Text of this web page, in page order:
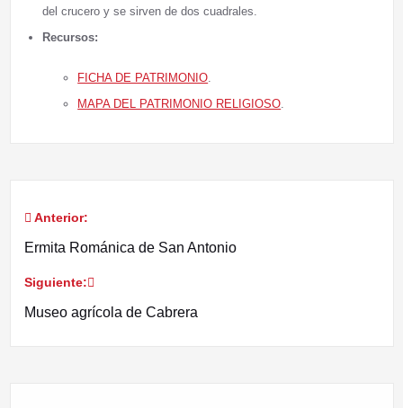
del crucero y se sirven de dos cuadrales.
Recursos:
FICHA DE PATRIMONIO
MAPA DEL PATRIMONIO RELIGIOSO
Navegación
entradas
Anterior:
Ermita Románica de San Antonio
Siguiente:
Museo agrícola de Cabrera